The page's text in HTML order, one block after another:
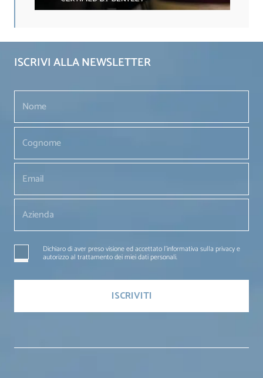
ISCRIVI ALLA NEWSLETTER
Dichiaro di aver preso visione ed accettato l'informativa sulla privacy e
autorizzo al trattamento dei miei dati personali.